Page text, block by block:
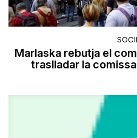
Marlaska rebutja el
traslladar la